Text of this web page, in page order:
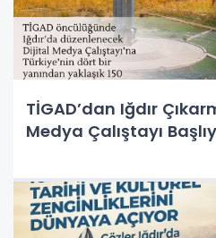
TİGAD’dan Iğdır
Medya Çalıştayı